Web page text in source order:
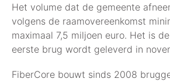
Het volume dat de gemeente
volgens de raamovereenkomst
maximaal 7,5 miljoen euro. Het is
eerste brug wordt geleverd in
FiberCore bouwt sinds 2008